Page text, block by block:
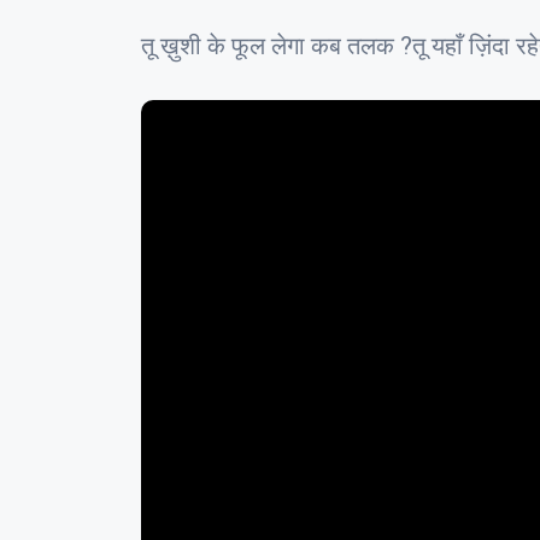
तू ख़ुशी के फूल लेगा कब तलक ?तू यहाँ ज़िंदा